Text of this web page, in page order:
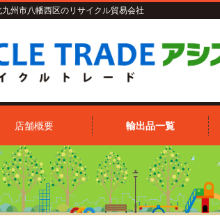
州市八幡西区のリサイクル貿易会社
店舗概要 輸出品一覧